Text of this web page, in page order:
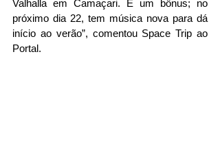
Valhalla em Camaçari. E um bônus; no
próximo dia 22, tem música nova para dá
início ao verão”, comentou Space Trip ao
Portal.